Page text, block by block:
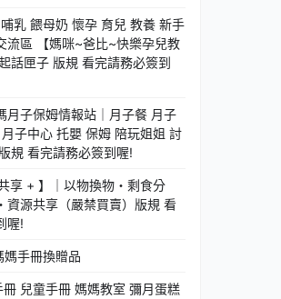
乳 餵母奶 懷孕 育兒 教養 新手
流區 【媽咪~爸比~快樂孕兒教
話匣子 版規 看完請務必簽到
月子保姆情報站｜月子餐 月子
子中心 托嬰 保姆 陪玩姐姐 討
規 看完請務必簽到喔!
享 + 】｜以物換物・剩食分
資源共享（嚴禁買賣）版規 看
喔!
手冊換贈品
兒童手冊 媽媽教室 彌月蛋糕